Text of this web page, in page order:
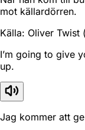
mot källardörren.
Källa: Oliver Twist
I’m going to give
up.
Jag kommer att